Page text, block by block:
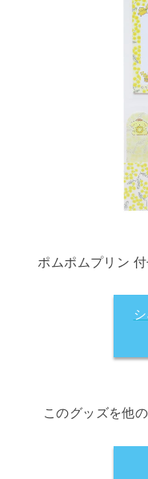
ポムポムプリン
このグッズを他